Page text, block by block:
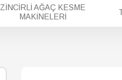
ZINCIRLI AĞAÇ KESME
MAKINELERI